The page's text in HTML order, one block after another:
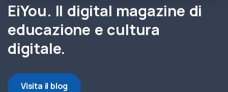
EiYou. Il digital magazine di
educazione e cultura
digitale.
Visita il blog